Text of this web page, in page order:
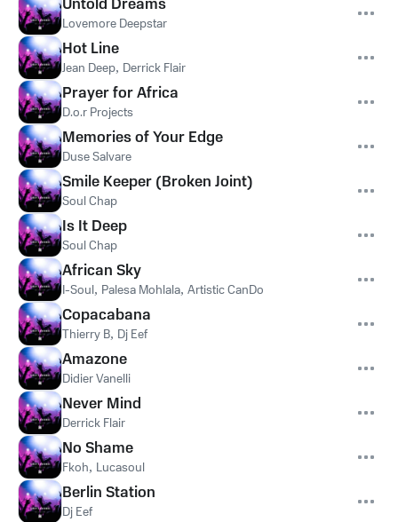
Untold Dreams
Lovemore Deepstar
Hot Line
Jean Deep, Derrick Flair
Prayer for Africa
D.o.r Projects
Memories of Your Edge
Duse Salvare
Smile Keeper (Broken Joint)
Soul Chap
Is It Deep
Soul Chap
African Sky
I-Soul, Palesa Mohlala, Artistic CanDo
Copacabana
Thierry B, Dj Eef
Amazone
Didier Vanelli
Never Mind
Derrick Flair
No Shame
Fkoh, Lucasoul
Berlin Station
Dj Eef